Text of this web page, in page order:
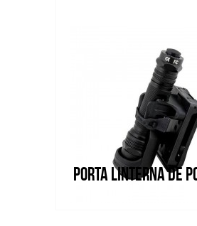
PORTA LINTERNA DE